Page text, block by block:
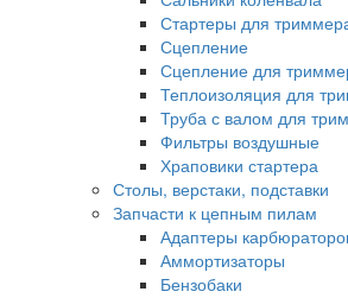
Стартеры для
Сцепление
Сцепление для
Теплоизоляция для
Труба с валом для
Фильтры воздушные
Храповики стартера
Столы, верстаки, подставки
Запчасти к цепным пилам
Адаптеры
Аммортизаторы
Бензобаки